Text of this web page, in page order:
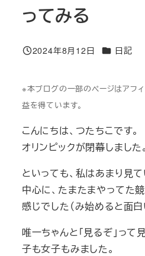
ってみる
投稿日
2024年8月12日 カテゴリー
日記
※本ブログの一部のページはアフ
益を得ています。
こんにちは、つたちこです。
オリンピックが閉幕しました。
といっても、私はあまり見
中心に、たまたまやってた
感じでした（み始めると面白
唯一ちゃんと「見るぞ」って
子も女子もみました。